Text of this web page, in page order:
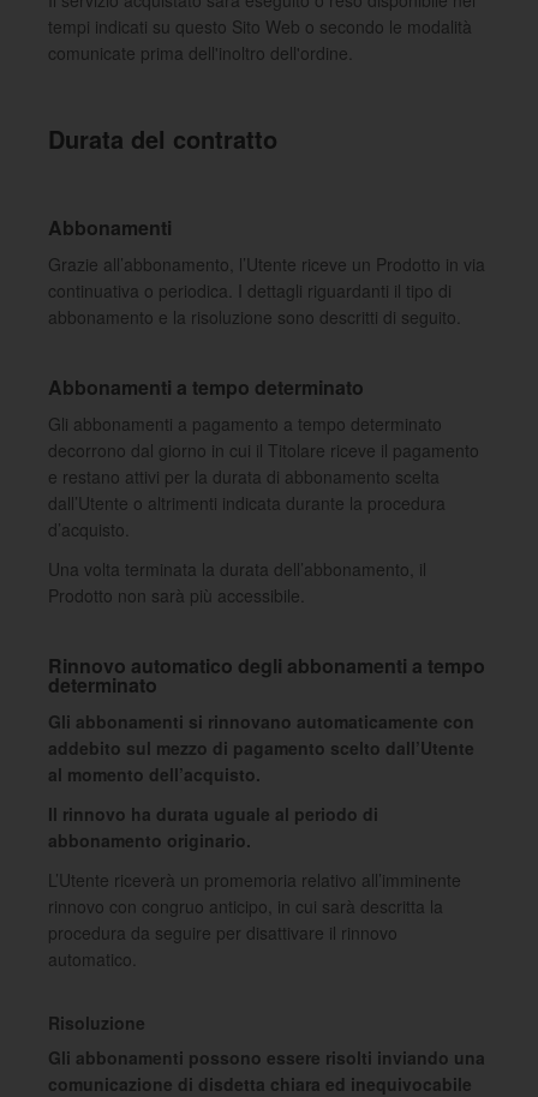
tempi indicati su questo Sito Web o secondo le modalità
comunicate prima dell'inoltro dell'ordine.
Durata del contratto
Abbonamenti
Grazie all’abbonamento, l’Utente riceve un Prodotto in via
continuativa o periodica. I dettagli riguardanti il tipo di
abbonamento e la risoluzione sono descritti di seguito.
Abbonamenti a tempo determinato
Gli abbonamenti a pagamento a tempo determinato
decorrono dal giorno in cui il Titolare riceve il pagamento
e restano attivi per la durata di abbonamento scelta
dall’Utente o altrimenti indicata durante la procedura
d’acquisto.
Una volta terminata la durata dell’abbonamento, il
Prodotto non sarà più accessibile.
Rinnovo automatico degli abbonamenti a tempo
determinato
Gli abbonamenti si rinnovano automaticamente con
addebito sul mezzo di pagamento scelto dall’Utente
al momento dell’acquisto.
Il rinnovo ha durata uguale al periodo di
abbonamento originario.
L’Utente riceverà un promemoria relativo all’imminente
rinnovo con congruo anticipo, in cui sarà descritta la
procedura da seguire per disattivare il rinnovo
automatico.
Risoluzione
Gli abbonamenti possono essere risolti inviando una
comunicazione di disdetta chiara ed inequivocabile